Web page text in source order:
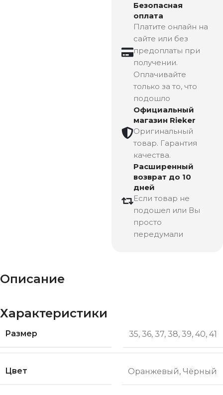
Безопасная
оплата
Платите онлайн на
сайте или без
предоплаты при
получении.
Оплачивайте
только за то, что
подошло
Официальный
магазин Rieker
Оригинальный
товар. Гарантия
качества.
Расширенный
возврат до 10
дней
Если товар не
подошел или Вы
просто
передумали
Описание
Характеристики
Размер 35, 36, 37, 38, 39, 40, 41
Цвет Оранжевый, Чёрный